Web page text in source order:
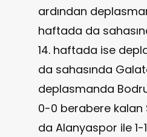
ardından
haftada da
14. haftada ise
da sahasında
deplasmanda
0-0 berabere kalan
da Alanyaspor ile